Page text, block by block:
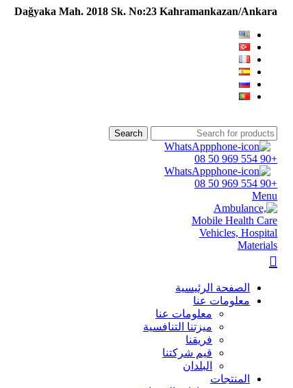
Dağyaka Mah. 2018 Sk. No:23 Kahramankazan/Ankara
Search
WhatsApp
+90 554 969 50 08
WhatsApp
+90 554 969 50 08
Menu
الصفحة الرئيسية
معلومات عنا
معلومات عنا
ميزتنا التنافسية
فريقنا
قيم شركتنا
البلدان
المنتجات